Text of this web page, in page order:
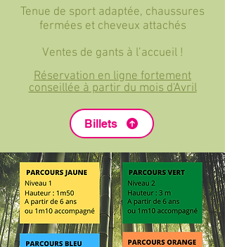
Tenue de sport adaptée, chaussures
fermées et cheveux attachés
Ventes de gants à l’accueil !
Réservation en ligne fortement
conseillée à partir du mois d'Avril
Billets